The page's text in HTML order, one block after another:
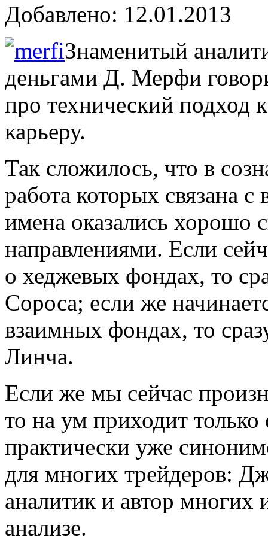
Добавлено: 12.01.2013
Знаменитый
деньгами Д. Мерфи
про технический подход
карьеру.
Так сложилось, что в
работа которых связана
имена оказались хорошо
направлениями. Если
о хеджевых фондах, то
Сороса; если же
взаимных фондах, то
Линча.
Если же мы сейчас
то на ум приходит
практически уже
для многих трейдеров:
аналитик и автор многих
анализе.